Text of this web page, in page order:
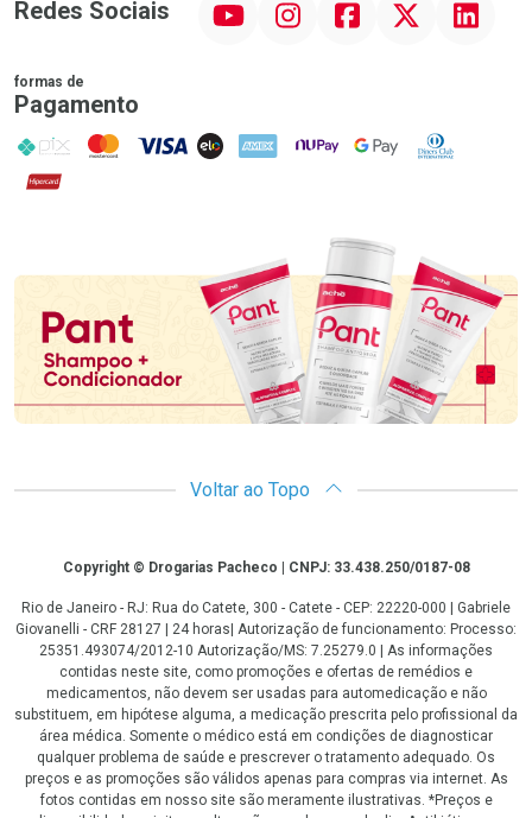
Redes Sociais
formas de
Pagamento
PIX MasterCard
VISA ELO AMEX NuPay Google PayDiners Club
Hipercard
Promoção em Destaque
Voltar ao Topo
CopyrightCopyright © Drogarias Pacheco | CNPJ: 33.438.250/0187-08
Rio de Janeiro - RJ: Rua do Catete, 300 - Catete - CEP: 22220-000 | Gabriele
Giovanelli - CRF 28127 | 24 horas| Autorização de funcionamento: Processo:
25351.493074/2012-10 Autorização/MS: 7.25279.0 | As informações
contidas neste site, como promoções e ofertas de remédios e
medicamentos, não devem ser usadas para automedicação e não
substituem, em hipótese alguma, a medicação prescrita pelo profissional da
área médica. Somente o médico está em condições de diagnosticar
qualquer problema de saúde e prescrever o tratamento adequado. Os
preços e as promoções são válidos apenas para compras via internet. As
fotos contidas em nosso site são meramente ilustrativas. *Preços e